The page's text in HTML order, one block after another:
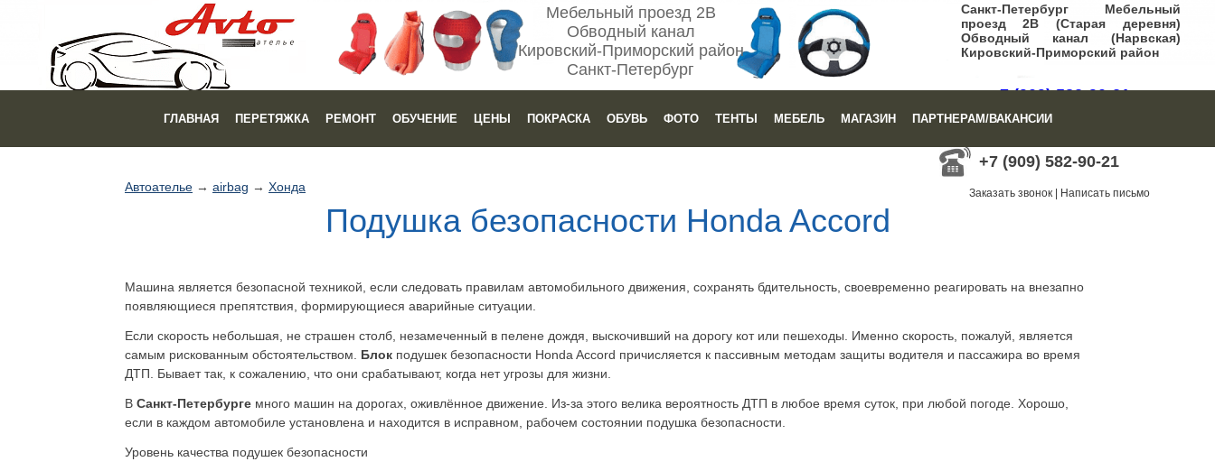
Мебельный проезд 2В
Обводный канал
Кировский-Приморский район
Санкт-Петербург
Санкт-Петербург Мебельный
проезд 2В (Старая деревня)
Обводный канал (Нарвская)
Кировский-Приморский район
+7 (909) 582-90-21
Заказать звонок|Написать письмо
+7 (909) 582-90-21
Заказать звонок Написать письмо
ГЛАВНАЯ ПЕРЕТЯЖКА РЕМОНТ ОБУЧЕНИЕ ЦЕНЫ ПОКРАСКА ОБУВЬ ФОТО ТЕНТЫ МЕБЕЛЬ МАГАЗИН ПАРТНЕРАМ/ВАКАНСИИ
Автоателье → airbag → Хонда
Подушка безопасности Honda Accord
Машина является безопасной техникой, если следовать правилам автомобильного движения, сохранять бдительность, своевременно реагировать на внезапно
появляющиеся препятствия, формирующиеся аварийные ситуации.
Если скорость небольшая, не страшен столб, незамеченный в пелене дождя, выскочивший на дорогу кот или пешеходы. Именно скорость, пожалуй, является
самым рискованным обстоятельством. Блок подушек безопасности Honda Accord причисляется к пассивным методам защиты водителя и пассажира во время
ДТП. Бывает так, к сожалению, что они срабатывают, когда нет угрозы для жизни.
В Санкт-Петербурге много машин на дорогах, оживлённое движение. Из-за этого велика вероятность ДТП в любое время суток, при любой погоде. Хорошо,
если в каждом автомобиле установлена и находится в исправном, рабочем состоянии подушка безопасности.
Уровень качества подушек безопасности